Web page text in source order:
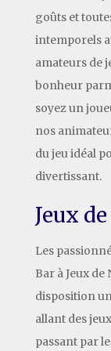
goûts et
intemporels
amateurs de
bonheur
soyez un
nos
du jeu idéal
divertissant.
Jeux
Les
Bar à Jeux
disposition
allant des
passant par